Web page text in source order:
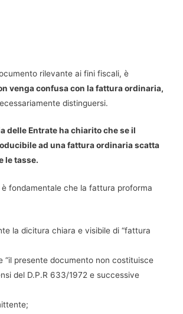
rilevante ai fini fiscali, è
venga confusa con la fattura ordinaria,
distinguersi.
delle Entrate ha chiarito che se il
ad una fattura ordinaria scatta
le tasse.
fondamentale che la fattura proforma
la dicitura chiara e visibile di “fattura
“il presente documento non costituisce
del D.P.R 633/1972 e successive